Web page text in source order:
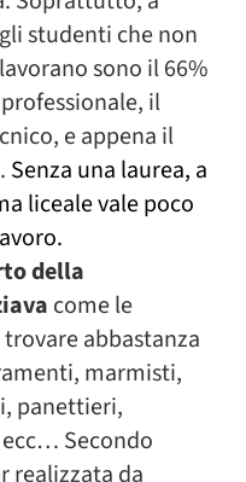
studenti che non
sono il 66%
il
e appena il
Senza una laurea, a
liceale vale poco
della
come le
abbastanza
marmisti,
panettieri,
Secondo
realizzata da